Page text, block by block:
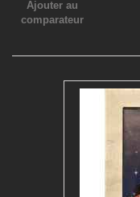
Ajouter au
comparateur